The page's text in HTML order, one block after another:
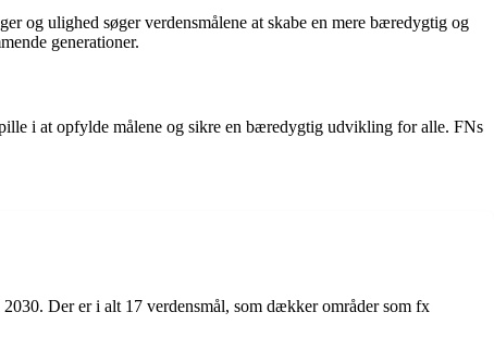
og ulighed søger verdensmålene at skabe en mere bæredygtig og
generationer.
i at opfylde målene og sikre en bæredygtig udvikling for alle. FNs
Der er i alt 17 verdensmål, som dækker områder som fx